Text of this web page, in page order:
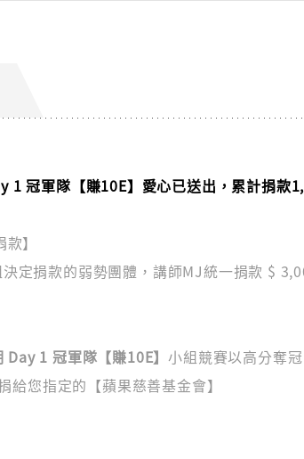
1 冠軍隊【賺10E】愛心已送出，累計捐款
】
定捐款的弱勢團體，講師MJ統一捐款 $
Day 1 冠軍隊【賺10E】 小組競賽以高分奪冠
給您指定的【蘋果慈善基金會】